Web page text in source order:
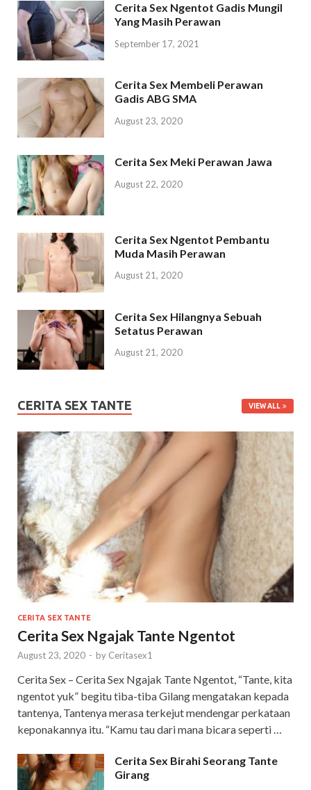
Cerita Sex Ngentot Gadis Mungil
Yang Masih Perawan
September 17, 2021
Cerita Sex Membeli Perawan
Gadis ABG SMA
August 23, 2020
Cerita Sex Meki Perawan Jawa
August 22, 2020
Cerita Sex Ngentot Pembantu
Muda Masih Perawan
August 21, 2020
Cerita Sex Hilangnya Sebuah
Setatus Perawan
August 21, 2020
CERITA SEX TANTE VIEW ALL
CERITA SEX TANTE
Cerita Sex Ngajak Tante Ngentot
August 23, 2020 - by Ceritasex1
Cerita Sex – Cerita Sex Ngajak Tante Ngentot, “Tante, kita
ngentot yuk” begitu tiba-tiba Gilang mengatakan kepada
tantenya, Tantenya merasa terkejut mendengar perkataan
keponakannya itu. “Kamu tau dari mana bicara seperti …
Cerita Sex Birahi Seorang Tante
Girang